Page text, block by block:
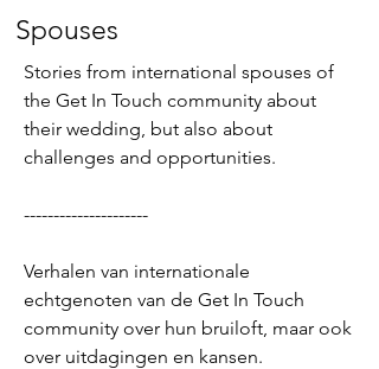
Spouses
Stories from international spouses of
the Get In Touch community about
their wedding, but also about
challenges and opportunities.
---------------------
Verhalen van internationale
echtgenoten van de Get In Touch
community over hun bruiloft, maar ook
over uitdagingen en kansen.